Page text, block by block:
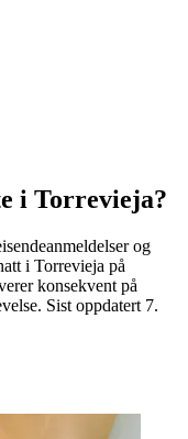
i Torrevieja?
og
i Torrevieja på
konsekvent på
Sist oppdatert 7.